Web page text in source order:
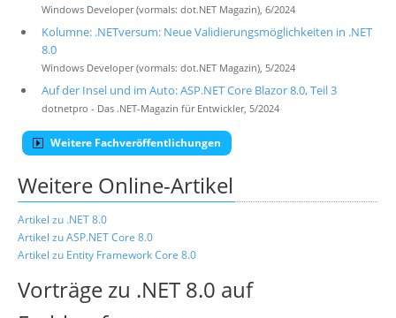
Windows Developer (vormals: dot.NET Magazin), 6/2024
Kolumne: .NETversum: Neue Validierungsmöglichkeiten in .NET
8.0
Windows Developer (vormals: dot.NET Magazin), 5/2024
Auf der Insel und im Auto: ASP.NET Core Blazor 8.0, Teil 3
dotnetpro - Das .NET-Magazin für Entwickler, 5/2024
Weitere Fachveröffentlichungen
Weitere Online-Artikel
Artikel zu .NET 8.0
Artikel zu ASP.NET Core 8.0
Artikel zu Entity Framework Core 8.0
Vorträge zu .NET 8.0 auf